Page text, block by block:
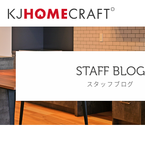
STAFF BLOG
スタッフブログ